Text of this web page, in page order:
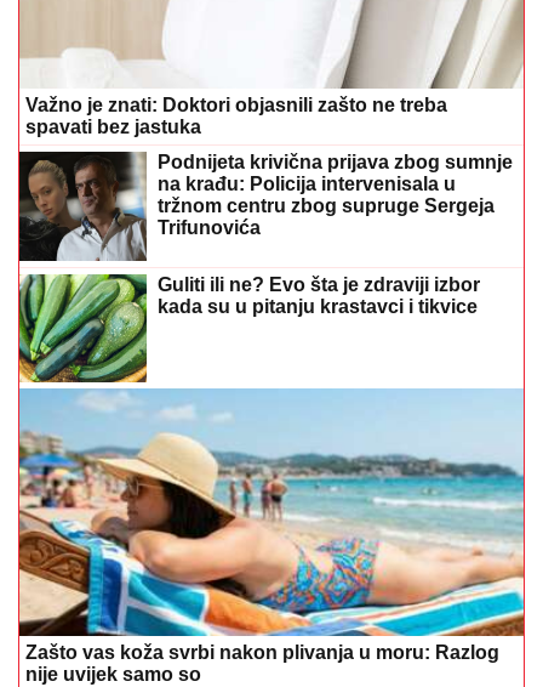
Važno je znati: Doktori objasnili zašto ne treba
spavati bez jastuka
Podnijeta krivična prijava zbog sumnje
na krađu: Policija intervenisala u
tržnom centru zbog supruge Sergeja
Trifunovića
Guliti ili ne? Evo šta je zdraviji izbor
kada su u pitanju krastavci i tikvice
Zašto vas koža svrbi nakon plivanja u moru: Razlog
nije uvijek samo so